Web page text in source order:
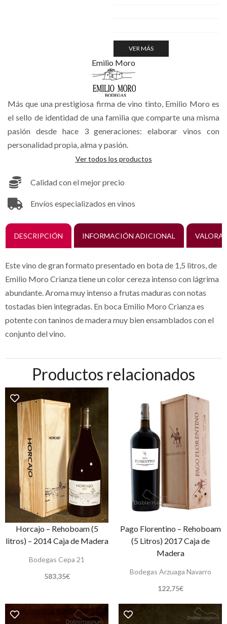
VER MÁS
Emilio Moro
Más que una prestigiosa firma de vino tinto, Emilio Moro es
el sello de identidad de una familia que comparte una misma
pasión desde hace 3 generaciones: elaborar vinos con
personalidad propia, alma y pasión.
Ver todos los productos
Calidad con el mejor precio
Envíos especializados en vinos
DESCRIPCIÓN INFORMACIÓN ADICIONAL
Este vino de gran formato presentado en bota de 1,5 litros, de
Emilio Moro Crianza tiene un color cereza intenso con lágrima
abundante. Aroma muy intenso a frutas maduras con notas
tostadas bien integradas. En boca Emilio Moro Crianza es
potente con taninos de madera muy bien ensamblados con el
conjunto del vino.
Productos relacionados
Horcajo – Rehoboam (5
litros) – 2014 Caja de Madera
Bodegas Cepa 21
583,35€
Pago Florentino – Rehoboam
(5 Litros) 2017 Caja de
Madera
Bodegas Arzuaga Navarro
122,75€